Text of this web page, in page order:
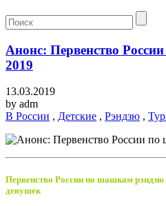
Анонс: Первенство
2019
13.03.2019
by adm
В России , Детские , Рэндзю ,
Первенство России по шашкам
девушек